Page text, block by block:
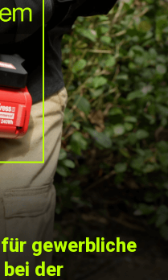
gewerbliche
der